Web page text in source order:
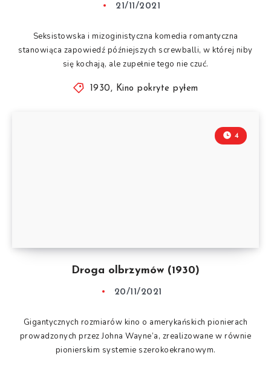
21/11/2021
Seksistowska i mizoginistyczna komedia romantyczna
stanowiąca zapowiedź późniejszych screwballi, w której niby
się kochają, ale zupełnie tego nie czuć.
1930, Kino pokryte pyłem
Droga olbrzymów (1930)
4
20/11/2021
Gigantycznych rozmiarów kino o amerykańskich pionierach
prowadzonych przez Johna Wayne’a, zrealizowane w równie
pionierskim systemie szerokoekranowym.